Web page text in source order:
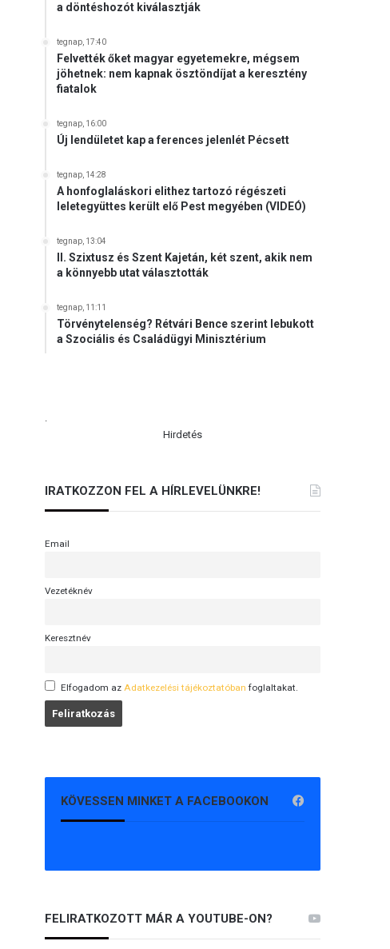
a döntéshozót kiválasztják
tegnap, 17:40
Felvették őket magyar egyetemekre, mégsem
jöhetnek: nem kapnak ösztöndíjat a keresztény
fiatalok
tegnap, 16:00
Új lendületet kap a ferences jelenlét Pécsett
tegnap, 14:28
A honfoglaláskori elithez tartozó régészeti
leletegyüttes került elő Pest megyében (VIDEÓ)
tegnap, 13:04
II. Szixtusz és Szent Kajetán, két szent, akik nem
a könnyebb utat választották
tegnap, 11:11
Törvénytelenség? Rétvári Bence szerint lebukott
a Szociális és Családügyi Minisztérium
.
Hirdetés
IRATKOZZON FEL A HÍRLEVELÜNKRE!
Email
Vezetéknév
Keresztnév
Elfogadom az Adatkezelési tájékoztatóban foglaltakat.
KÖVESSEN MINKET A FACEBOOKON
FELIRATKOZOTT MÁR A YOUTUBE-ON?